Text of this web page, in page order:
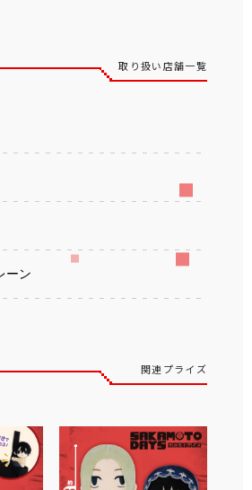
取り扱い店舗一覧
ーン
関連プライズ